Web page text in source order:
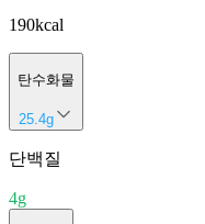
190kcal
탄수화물
25.4g
단백질
4g